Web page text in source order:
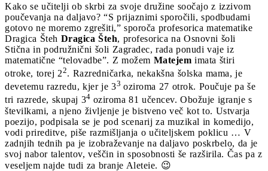
Kako se učitelji ob skrbi za svoje družine soočajo z izzivom
poučevanja na daljavo? “S prijaznimi sporočili, spodbudami
gotovo ne moremo zgrešiti,” sporoča profesorica matematike
Dragica Šteh Dragica Šteh, profesorica na Osnovni šoli
Stična in podružnični šoli Zagradec, rada ponudi vaje iz
matematične “telovadbe”. Z možem Matejem imata štiri
otroke, torej 22. Razredničarka, nekakšna šolska mama, je
devetemu razredu, kjer je 33 oziroma 27 otrok. Poučuje pa še
tri razrede, skupaj 34 oziroma 81 učencev. Obožuje igranje s
številkami, a njeno življenje je bistveno več kot to. Ustvarja
poezijo, podpisala se je pod scenarij za muzikal in komedijo,
vodi prireditve, piše razmišljanja o učiteljskem poklicu … V
zadnjih tednih pa je izobraževanje na daljavo poskrbelo, da je
svoj nabor talentov, veščin in sposobnosti še razširila. Čas pa z
veseljem najde tudi za branje Aleteie. 😉